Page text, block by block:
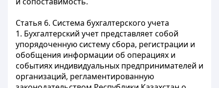
Статья 6. Система бухгалтерского учета
1. Бухгалтерский учет представляет собой
упорядоченную систему сбора, регистрации и
обобщения информации об операциях и
событиях индивидуальных предпринимателей и
организаций, регламентированную